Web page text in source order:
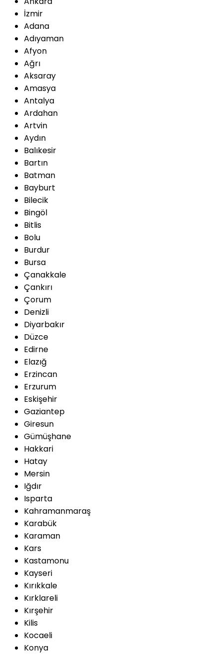
İzmir
Adana
Adıyaman
Afyon
Ağrı
Aksaray
Amasya
Antalya
Ardahan
Artvin
Aydın
Balıkesir
Bartın
Batman
Bayburt
Bilecik
Bingöl
Bitlis
Bolu
Burdur
Bursa
Çanakkale
Çankırı
Çorum
Denizli
Diyarbakır
Düzce
Edirne
Elazığ
Erzincan
Erzurum
Eskişehir
Gaziantep
Giresun
Gümüşhane
Hakkari
Hatay
Mersin
Iğdır
Isparta
Kahramanmaraş
Karabük
Karaman
Kars
Kastamonu
Kayseri
Kırıkkale
Kırklareli
Kırşehir
Kilis
Kocaeli
Konya